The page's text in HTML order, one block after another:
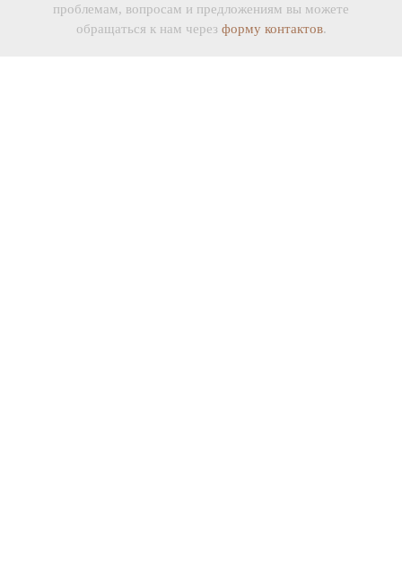
проблемам, вопросам и предложениям вы можете
обращаться к нам через форму контактов.